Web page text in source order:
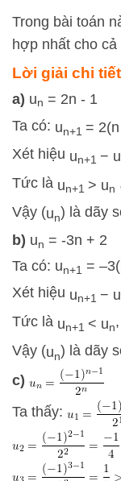
Trong bài toán
hợp nhất cho
Lời giải chi
a) un = 2n - 1
Ta có: un+1 = 2(n
Xét hiệu un+1 − u
Tức là un+1 > un
Vậy (un) là dãy
b) un = -3n + 2
Ta có: un+1 = –3(
Xét hiệu un+1 − u
Tức là un+1 < un
Vậy (un) là dãy
c)
Ta thấy: